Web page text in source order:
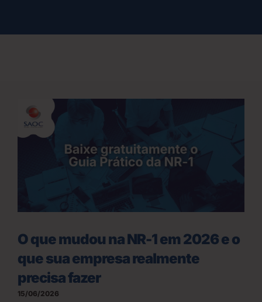
O que mudou na NR-1 em 2026 e o
que sua empresa realmente
precisa fazer
15/06/2026